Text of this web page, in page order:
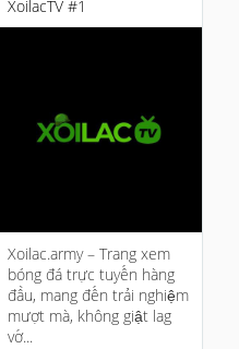
XoilacTV #1
Xoilac.army – Trang xem
bóng đá trực tuyến hàng
đầu, mang đến trải nghiệm
mượt mà, không giật lag
vớ...